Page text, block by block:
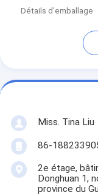
Détails d'emballage
Miss. Tina Liu
86-
2e étage,
Donghuan 1,
province du